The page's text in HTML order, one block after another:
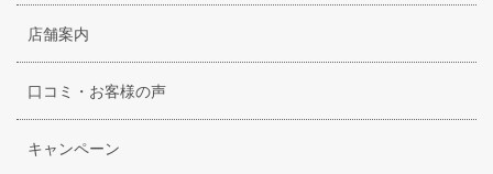
店舗案内
口コミ・お客様の声
キャンペーン